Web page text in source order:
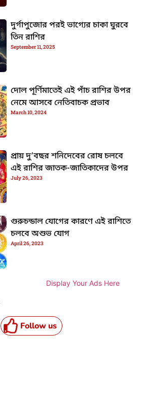
দুর্গাপুজোর পরই ভাগ্যের চাকা ঘুরবে
তিন রাশির
September 11, 2025
দোল পূর্ণিমাতেই এই পাঁচ রাশির উপর
নেমে আসবে নেতিবাচক প্রভাব
March 10, 2024
প্রায় দু’বছর শনিদেবের রোষ চলবে
এই রাশির জাতক-জাতিকাদের উপর
July 26, 2023
গুরুচন্ডাল যোগের কারণে এই রাশিতে
চলবে অশুভ যোগ
April 26, 2023
Display Your Ads Here
Follow us